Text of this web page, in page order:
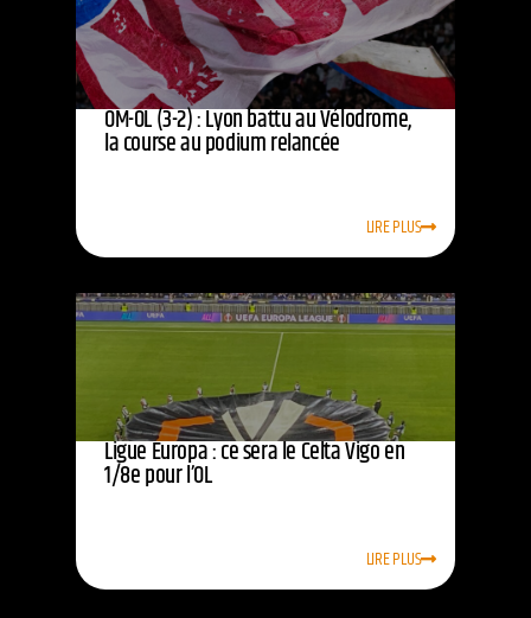
OM-OL (3-2) : Lyon battu au Vélodrome,
la course au podium relancée
LIRE PLUS
Ligue Europa : ce sera le Celta Vigo en
1/8e pour l’OL
LIRE PLUS